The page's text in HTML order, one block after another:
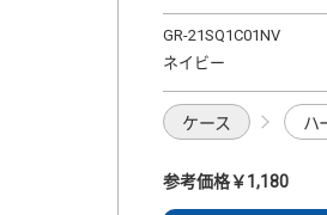
GR-21SQ1C01NV
ネイビー
ケース ハ
参考価格￥1,180